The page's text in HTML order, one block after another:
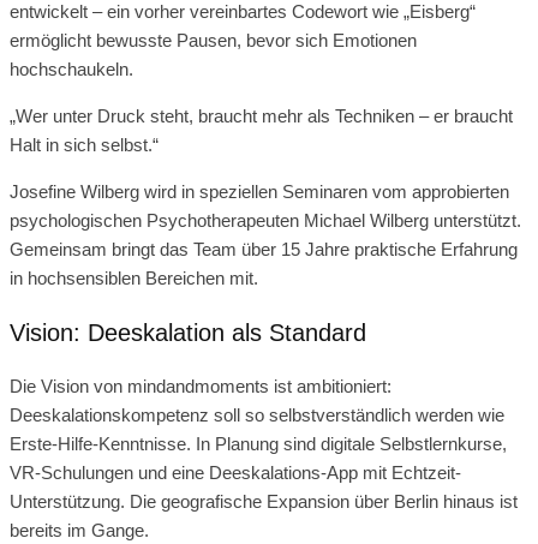
entwickelt – ein vorher vereinbartes Codewort wie „Eisberg“
ermöglicht bewusste Pausen, bevor sich Emotionen
hochschaukeln.
„Wer unter Druck steht, braucht mehr als Techniken – er braucht
Halt in sich selbst.“
Josefine Wilberg wird in speziellen Seminaren vom approbierten
psychologischen Psychotherapeuten Michael Wilberg unterstützt.
Gemeinsam bringt das Team über 15 Jahre praktische Erfahrung
in hochsensiblen Bereichen mit.
Vision: Deeskalation als Standard
Die Vision von mindandmoments ist ambitioniert:
Deeskalationskompetenz soll so selbstverständlich werden wie
Erste-Hilfe-Kenntnisse. In Planung sind digitale Selbstlernkurse,
VR-Schulungen und eine Deeskalations-App mit Echtzeit-
Unterstützung. Die geografische Expansion über Berlin hinaus ist
bereits im Gange.